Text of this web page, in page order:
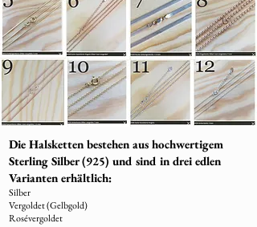
Die Halsketten bestehen aus hochwertigem
Sterling Silber (925) und sind in drei edlen
Varianten erhältlich:
Silber
Vergoldet (Gelbgold)
Rosévergoldet